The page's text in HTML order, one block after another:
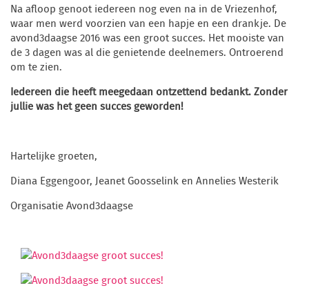
Na afloop genoot iedereen nog even na in de Vriezenhof,
waar men werd voorzien van een hapje en een drankje. De
avond3daagse 2016 was een groot succes. Het mooiste van
de 3 dagen was al die genietende deelnemers. Ontroerend
om te zien.
Iedereen die heeft meegedaan ontzettend bedankt. Zonder
jullie was het geen succes geworden!
Hartelijke groeten,
Diana Eggengoor, Jeanet Goosselink en Annelies Westerik
Organisatie Avond3daagse